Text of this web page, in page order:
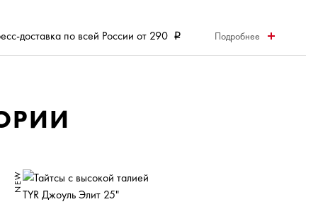
доставкапо всей России от 290 i Подробнее
NEW